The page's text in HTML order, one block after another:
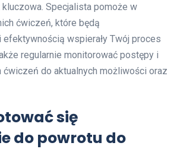
Specjalista pomoże w
ćwiczeń, które będą
wspierały Twój proces
regularnie monitorować postępy i
do aktualnych możliwości oraz
się
do powrotu do